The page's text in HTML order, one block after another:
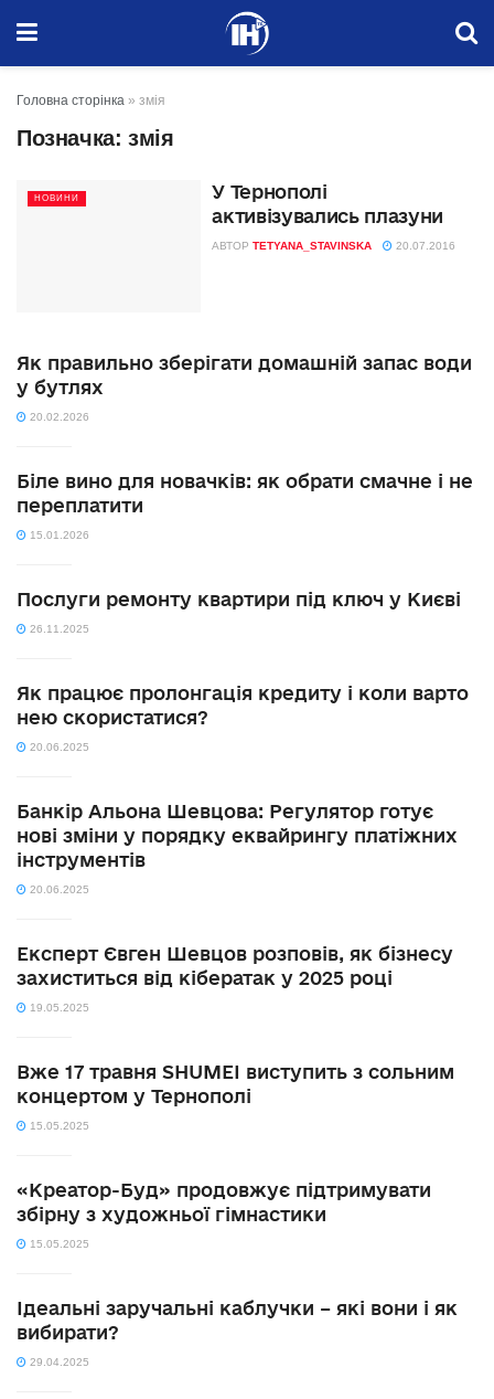
Головна сторінка » змія
Позначка: змія
НОВИНИ
У Тернополі
активізувались плазуни
АВТОР TETYANA_STAVINSKA 20.07.2016
Як правильно зберігати домашній запас води
у бутлях
20.02.2026
Біле вино для новачків: як обрати смачне і не
переплатити
15.01.2026
Послуги ремонту квартири під ключ у Києві
26.11.2025
Як працює пролонгація кредиту і коли варто
нею скористатися?
20.06.2025
Банкір Альона Шевцова: Регулятор готує
нові зміни у порядку еквайрингу платіжних
інструментів
20.06.2025
Експерт Євген Шевцов розповів, як бізнесу
захиститься від кібератак у 2025 році
19.05.2025
Вже 17 травня SHUMEI виступить з сольним
концертом у Тернополі
15.05.2025
«Креатор-Буд» продовжує підтримувати
збірну з художньої гімнастики
15.05.2025
Ідеальні заручальні каблучки – які вони і як
вибирати?
29.04.2025